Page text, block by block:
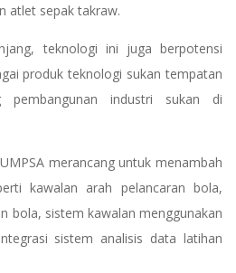
atlet sepak takraw.
teknologi ini juga berpotensi
produk teknologi sukan tempatan
pembangunan industri sukan di
merancang untuk menambah
kawalan arah pelancaran bola,
bola, sistem kawalan menggunakan
sistem analisis data latihan